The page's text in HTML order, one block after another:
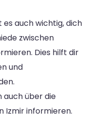
es auch wichtig, dich
zwischen
Dies hilft dir
und
auch über die
Izmir informieren.